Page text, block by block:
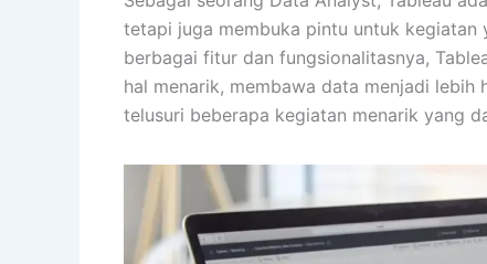
tetapi juga membuka pintu untuk kegiatan
berbagai fitur dan fungsionalitasnya,
hal menarik, membawa data menjadi
telusuri beberapa kegiatan menarik yang